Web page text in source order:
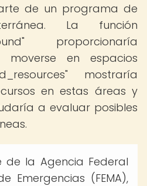
de un programa de
La función
proporcionaría
moverse en espacios
mostraría
en estas áreas y
a evaluar posibles
de la Agencia Federal
Emergencias (FEMA),